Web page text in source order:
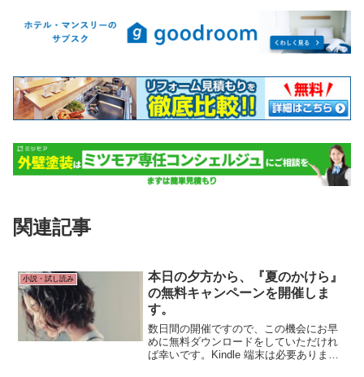
関連記事
小説・試し読み
本日の夕方から、『夏のかけら』
の無料キャンペーンを開催しま
す。
数日間の開催ですので、この機会にお早
めに無料ダウンロードをしていただけれ
ば幸いです。Kindle 端末は必要ありませ